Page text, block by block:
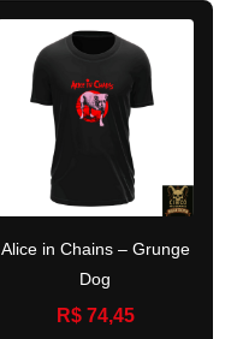
Alice in Chains – Grunge
Dog
R$ 74,45